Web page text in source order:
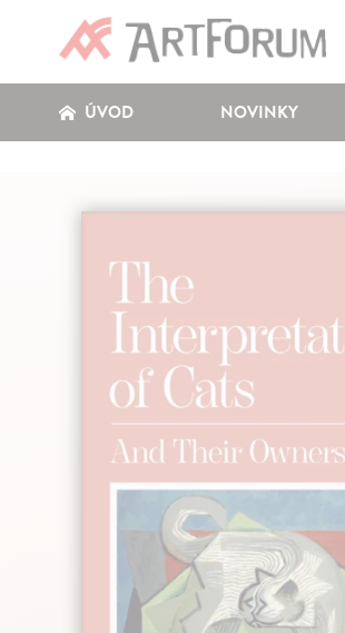
ÚVOD NOVINKY